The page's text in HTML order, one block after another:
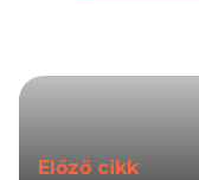
Előző cikk